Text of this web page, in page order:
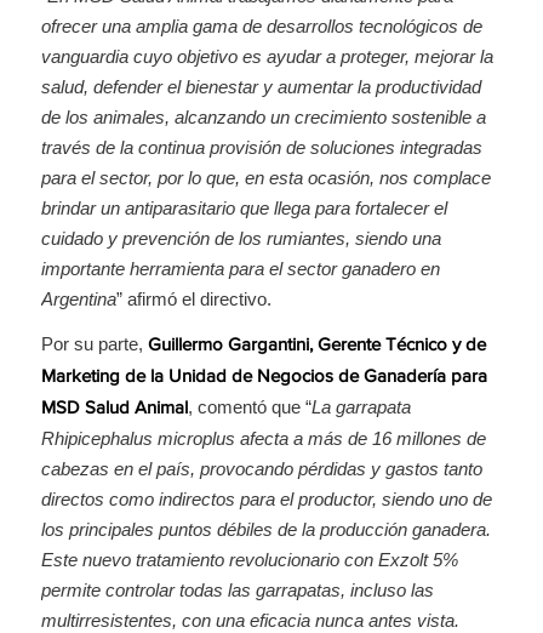
ofrecer una amplia gama de desarrollos tecnológicos de
vanguardia cuyo objetivo es ayudar a proteger, mejorar la
salud, defender el bienestar y aumentar la productividad
de los animales, alcanzando un crecimiento sostenible a
través de la continua provisión de soluciones integradas
para el sector, por lo que, en esta ocasión, nos complace
brindar un antiparasitario que llega para fortalecer el
cuidado y prevención de los rumiantes, siendo una
importante herramienta para el sector ganadero en
Argentina” afirmó el directivo.
Por su parte, Guillermo Gargantini, Gerente Técnico y de
Marketing de la Unidad de Negocios de Ganadería para
MSD Salud Animal, comentó que “La garrapata
Rhipicephalus microplus afecta a más de 16 millones de
cabezas en el país, provocando pérdidas y gastos tanto
directos como indirectos para el productor, siendo uno de
los principales puntos débiles de la producción ganadera.
Este nuevo tratamiento revolucionario con Exzolt 5%
permite controlar todas las garrapatas, incluso las
multirresistentes, con una eficacia nunca antes vista.